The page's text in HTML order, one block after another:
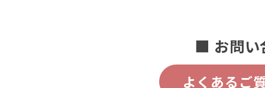
■ お問い
よくあるご